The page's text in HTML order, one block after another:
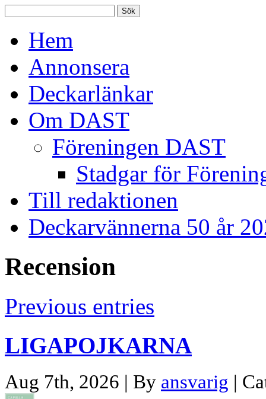
Hem
Annonsera
Deckarlänkar
Om DAST
Föreningen DAST
Stadgar för
Till redaktionen
Deckarvännerna 50 år
Recension
Previous entries
LIGAPOJKARNA
Aug 7th, 2026 | By ansvarig |